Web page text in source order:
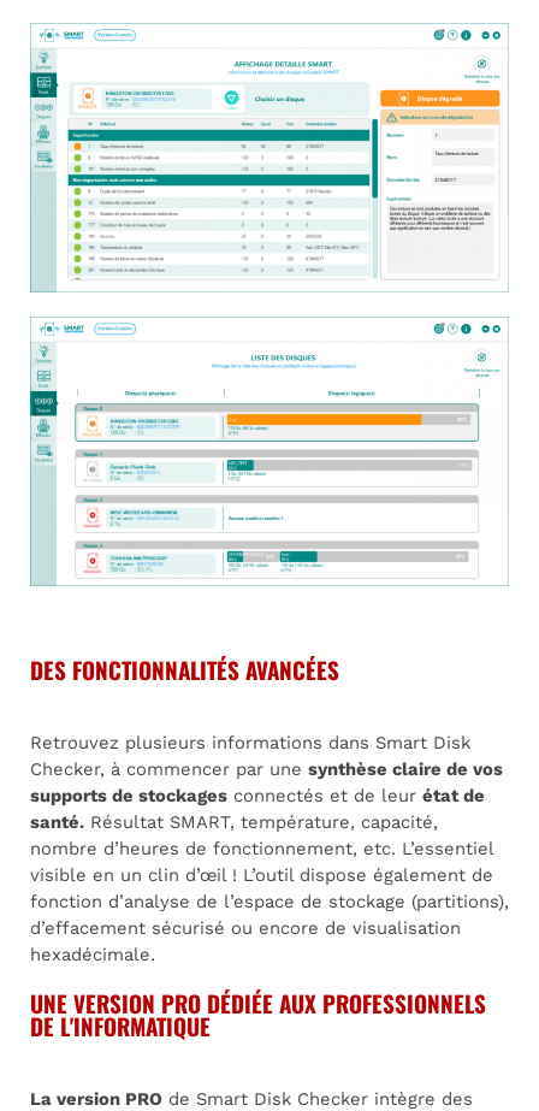
DES FONCTIONNALITÉS AVANCÉES
Retrouvez plusieurs informations dans Smart Disk
Checker, à commencer par une synthèse claire de vos
supports de stockages connectés et de leur état de
santé. Résultat SMART, température, capacité,
nombre d’heures de fonctionnement, etc. L’essentiel
visible en un clin d’œil ! L’outil dispose également de
fonction d’analyse de l’espace de stockage (partitions),
d’effacement sécurisé ou encore de visualisation
hexadécimale.
UNE VERSION PRO DÉDIÉE AUX PROFESSIONNELS
DE L'INFORMATIQUE
La version PRO de Smart Disk Checker intègre des